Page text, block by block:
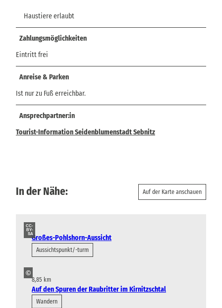
Haustiere erlaubt
Zahlungsmöglichkeiten
Eintritt frei
Anreise & Parken
Ist nur zu Fuß erreichbar.
Ansprechpartner:in
Tourist-Information Seidenblumenstadt Sebnitz
In der Nähe: Auf der Karte anschauen
CC-
BY-
SAGroßes-Pohlshorn-Aussicht
Aussichtspunkt/-turm
©
8,85 km
Auf den Spuren der Raubritter im Kirnitzschtal
Wandern